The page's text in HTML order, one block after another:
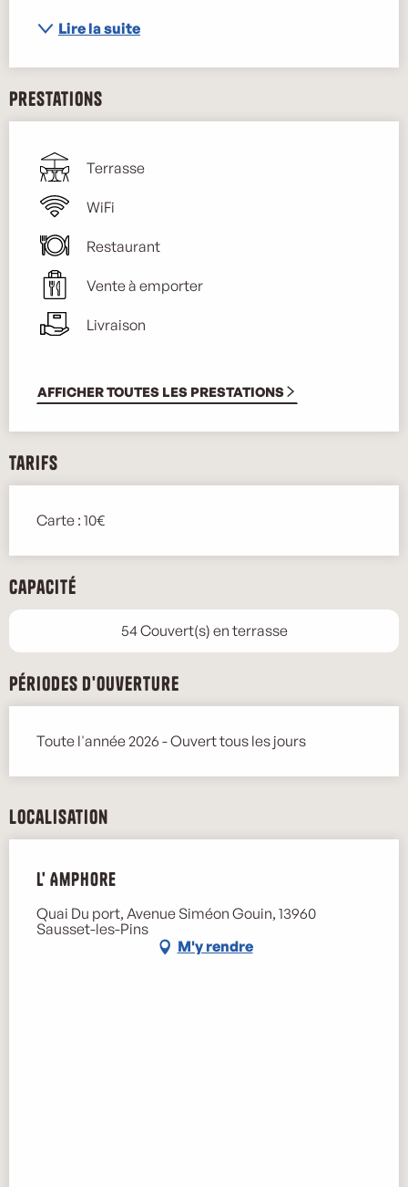
Lire la suite
Prestations
Terrasse
WiFi
Restaurant
Vente à emporter
Livraison
AFFICHER TOUTES LES PRESTATIONS
Tarifs
Carte : 10€
Capacité
54 Couvert(s) en terrasse
Périodes d'ouverture
Toute l'année 2026 - Ouvert tous les jours
Localisation
L' Amphore
Quai Du port, Avenue Siméon Gouin, 13960
Sausset-les-Pins
M'y rendre